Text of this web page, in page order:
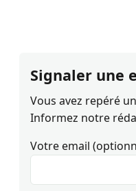
Signaler une
Vous avez repéré
Informez notre
Votre email